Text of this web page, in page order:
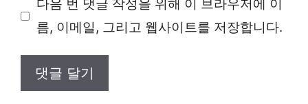
이 다음 번 댓글 작성을 위해 이 브라우저에 이
름, 이메일, 그리고 웹사이트를 저장합니다.